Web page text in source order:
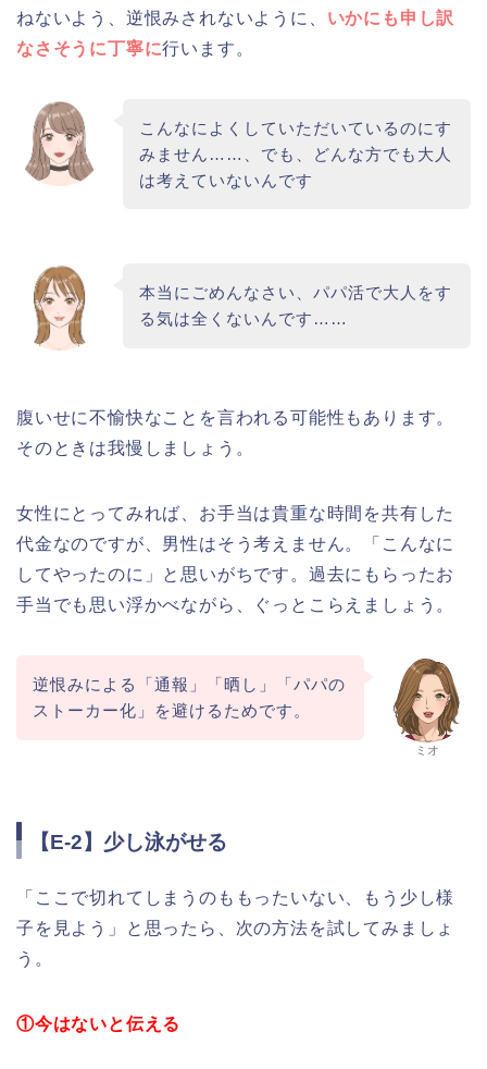
ねないよう、逆恨みされないように、 いかにも申し訳
なさそうに丁寧に行います。
こんなによくしていただいているのにす
みません……、でも、どんな方でも大人
は考えていないんです
本当にごめんなさい、パパ活で大人をす
る気は全くないんです……
腹いせに不愉快なことを言われる可能性もあります。
そのときは我慢しましょう。
女性にとってみれば、お手当は貴重な時間を共有した
代金なのですが、男性はそう考えません。「こんなに
してやったのに」と思いがちです。過去にもらったお
手当でも思い浮かべながら、ぐっとこらえましょう。
ミオ
逆恨みによる「通報」「晒し」「パパの
ストーカー化」を避けるためです。
【E-2】少し泳がせる
「ここで切れてしまうのももったいない、もう少し様
子を見よう」と思ったら、次の方法を試してみましょ
う。
①今はないと伝える